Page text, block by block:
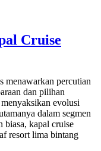
Cruise
menawarkan percutian
dan pilihan
evolusi
dalam segmen
biasa, kapal cruise
resort lima bintang